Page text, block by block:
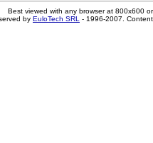
Best viewed with any browser at 800x600
by EuloTech SRL - 1996-2007.